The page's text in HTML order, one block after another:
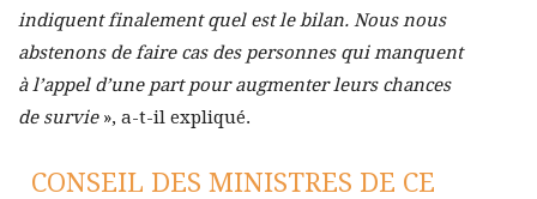
indiquent finalement quel est le bilan. Nous nous
abstenons de faire cas des personnes qui manquent
à l’appel d’une part pour augmenter leurs chances
de survie», a-t-il expliqué.
CONSEIL DES MINISTRES DE CE